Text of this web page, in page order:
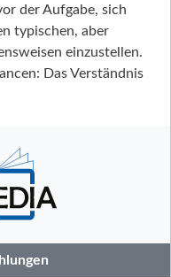
der Aufgabe, sich
typischen, aber
einzustellen.
Das Verständnis